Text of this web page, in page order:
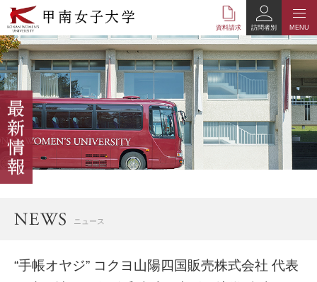
本
文
へ
の
リ
ン
ナ
ビ
ゲ
ー
シ
ョ
資料請求 MENU
訪問者別
ニュース
“手帳オヤジ” コクヨ山陽四国販売株式会社 代表